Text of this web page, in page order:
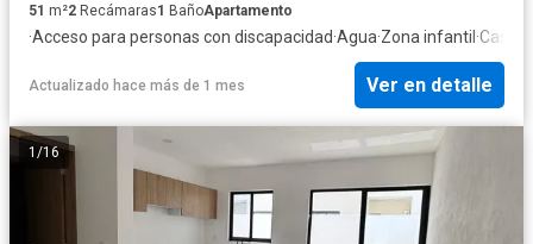
51 m²2 Recámaras1 BañoApartamento
·Acceso para personas con discapacidad·Agua·Zona infantil ·
Actualizado hace más de 1 mes Ver en detalle
1 /16